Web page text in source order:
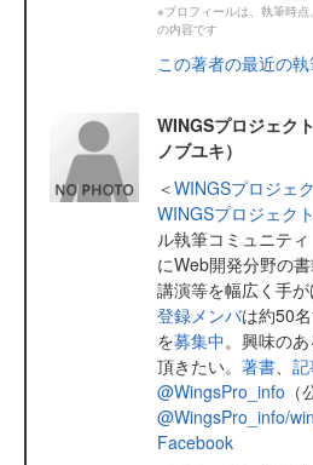
※プロフィールは、執筆時
の内容です
この著者の最近の
WINGSプロジェク
ノブユキ）
＜WINGSプロジェ
WINGSプロジェクト
ル執筆コミュニテ
にWeb開発分野の書
講演等を幅広く手
登録メンバは約50
を募集中。興味の
頂きたい。 著書
@WingsPro_info （
@WingsPro_info/
Facebook